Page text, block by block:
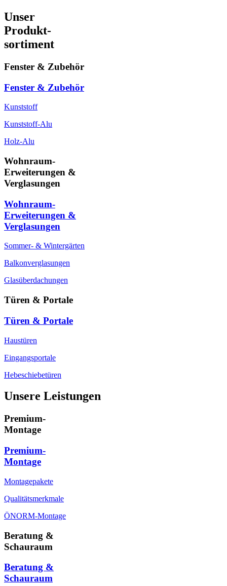
Unser
Produkt-
sortiment
Fenster & Zubehör
Fenster & Zubehör
Kunststoff
Kunststoff-Alu
Holz-Alu
Wohnraum-
Erweiterungen &
Verglasungen
Wohnraum-
Erweiterungen &
Verglasungen
Sommer- & Wintergärten
Balkonverglasungen
Glasüberdachungen
Türen & Portale
Türen & Portale
Haustüren
Eingangsportale
Hebeschiebetüren
Unsere Leistungen
Premium-
Montage
Premium-
Montage
Montagepakete
Qualitätsmerkmale
ÖNORM-Montage
Beratung &
Schauraum
Beratung &
Schauraum